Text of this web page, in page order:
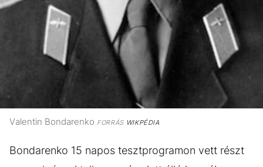
Valentin Bondarenko FORRÁSWIKPÉDIA
Bondarenko 15 napos tesztprogramon vett részt